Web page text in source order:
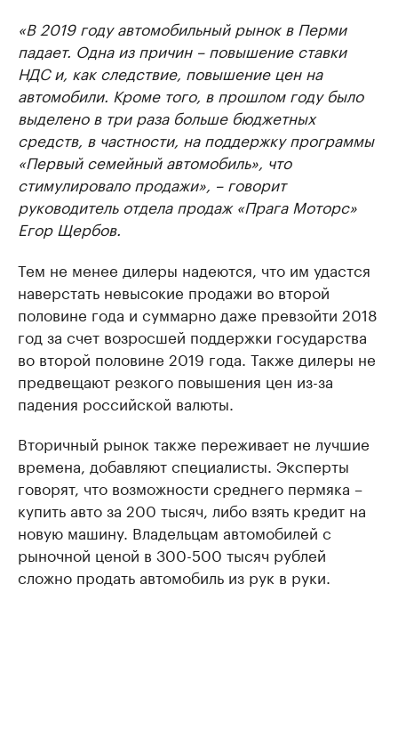
«В 2019 году автомобильный рынок в Перми
падает. Одна из причин – повышение ставки
НДС и, как следствие, повышение цен на
автомобили. Кроме того, в прошлом году было
выделено в три раза больше бюджетных
средств, в частности, на поддержку программы
«Первый семейный автомобиль», что
стимулировало продажи» , – говорит
руководитель отдела продаж «Прага Моторс»
Егор Щербов.
Тем не менее дилеры надеются, что им удастся
наверстать невысокие продажи во второй
половине года и суммарно даже превзойти 2018
год за счет возросшей поддержки государства
во второй половине 2019 года. Также дилеры не
предвещают резкого повышения цен из-за
падения российской валюты.
Вторичный рынок также переживает не лучшие
времена, добавляют специалисты. Эксперты
говорят, что возможности среднего пермяка –
купить авто за 200 тысяч, либо взять кредит на
новую машину. Владельцам автомобилей с
рыночной ценой в 300-500 тысяч рублей
сложно продать автомобиль из рук в руки.